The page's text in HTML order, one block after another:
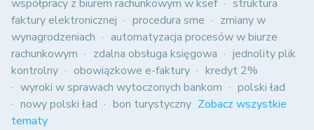
współpracy z biurem rachunkowym w ksef
struktura
faktury elektronicznej
procedura sme
zmiany w
wynagrodzeniach
automatyzacja procesów w biurze
rachunkowym
zdalna obsługa księgowa
jednolity plik
kontrolny
obowiązkowe e-faktury
kredyt 2%
wyroki w sprawach wytoczonych bankom
polski ład
nowy polski ład
bon turystyczny Zobacz wszystkie
tematy